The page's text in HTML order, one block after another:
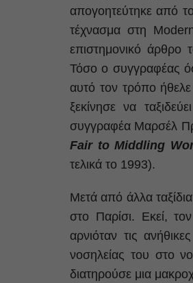
απογοητεύτηκε από
τέχνασμα στη
επιστημονικό άρθρο
Τόσο ο συγγραφέας
αυτό τον τρόπο
ξεκίνησε να
συγγραφέα Μαρσέλ
Fair to Middling
τελικά το 1993).
Μετά από άλλα
στο Παρίσι. Εκεί,
αρνιόταν τις
νοσηλείας του στο
διατηρούσε μια